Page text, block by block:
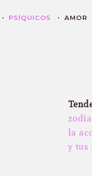
PSÍQUICOS AMOR
la
y tus